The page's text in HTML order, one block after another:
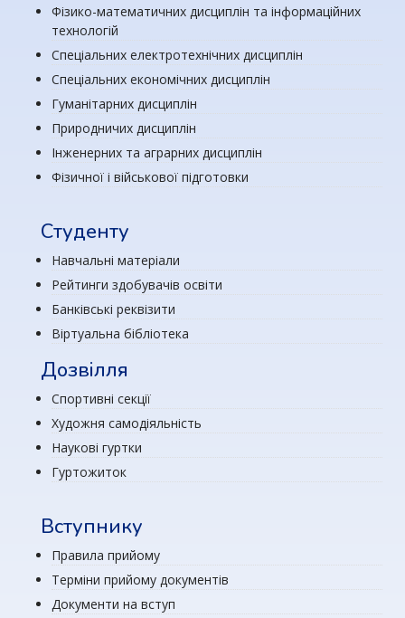
Фізико-математичних дисциплін та інформаційних
технологій
Спеціальних електротехнічних дисциплін
Спеціальних економічних дисциплін
Гуманітарних дисциплін
Природничих дисциплін
Інженерних та аграрних дисциплін
Фізичної і військової підготовки
Студенту
Навчальні матеріали
Рейтинги здобувачів освіти
Банківські реквізити
Віртуальна бібліотека
Дозвілля
Спортивні секції
Художня самодіяльність
Наукові гуртки
Гуртожиток
Вступнику
Правила прийому
Терміни прийому документів
Документи на вступ